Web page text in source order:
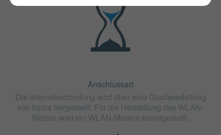
Anschlussart
Die Internetverbindung wird über eine Glasfaserleitung
von fonira hergestellt. Für die Herstellung des WLAN-
Netzes wird ein WLAN-Modem bereitgestellt.